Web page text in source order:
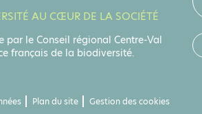
AU CŒUR DE LA SOCIÉTÉ
par le Conseil régional Centre-Val
français de la biodiversité.
Plan du site Gestion des cookies